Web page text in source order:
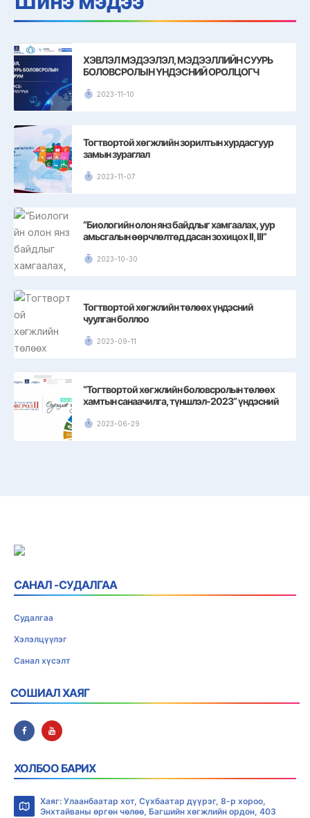
ХЭВЛЭЛ МЭДЭЭЛЭЛ, МЭДЭЭЛЛИЙН СУУРЬ
БОЛОВСРОЛЫН ҮНДЭСНИЙ ОРОЛЦОГЧ
ХЭЛЭЛЦЭХ АСУУДЛЫН НЭГ НЬ ЖЕНДЭРИЙН
2023-11-10
Тогтвортой хөгжлийн зорилтын хурдасгуур
замын зураглал
2023-11-07
“Биологийн олон янз байдлыг хамгаалах, уур
амьсгалын өөрчлөлтөд дасан зохицох II, III”
2023-10-30
Тогтвортой хөгжлийн төлөөх үндэсний
чуулган боллоо
2023-09-11
“Тогтвортой хөгжлийн боловсролын төлөөх
хамтын санаачилга, түншлэл-2023” үндэсний
2023-06-29
САНАЛ -СУДАЛГАА
Судалгаа
Хэлэлцүүлэг
Санал хүсэлт
СОШИАЛ ХАЯГ
ХОЛБОО БАРИХ
Хаяг: Улаанбаатар хот, Сүхбаатар дүүрэг, 8-р хороо,
Энхтайваны өргөн чөлөө, Багшийн хөгжлийн ордон, 403